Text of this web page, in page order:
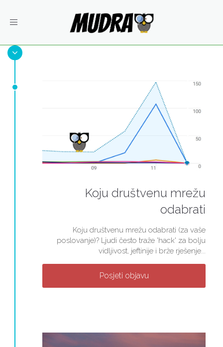
Toggle
Koju društvenu mrežu
odabrati
Koju društvenu mrežu odabrati (za vaše
poslovanje)? Ljudi često traže 'hack' za bolju
vidljivost, jeftinije i brže rješenje...
Posjeti objavu